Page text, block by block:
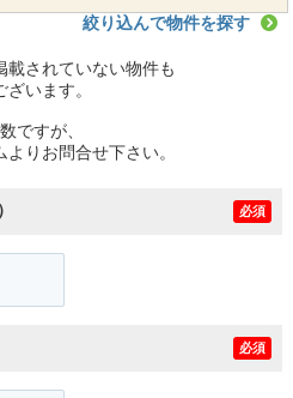
絞り込んで物件を探す
載されていない物件も
ざいます。
ですが、
りお問合せ下さい。
必須
必須